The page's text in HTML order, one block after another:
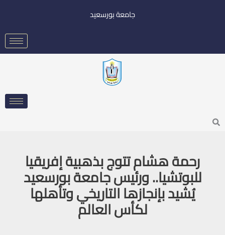
جامعة بورسعيد
Search
رحمة هشام تتوج بذهبية إفريقيا
للبوتشيا.. ورئيس جامعة بورسعيد
يُشيد بإنجازها التاريخي وتأهلها
لكأس العالم